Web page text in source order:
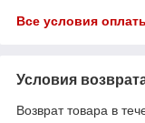
Все условия
Условия
Возврат товара в